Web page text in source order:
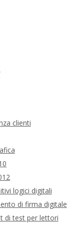
clienti
logici digitali
di firma digitale
di test per lettori